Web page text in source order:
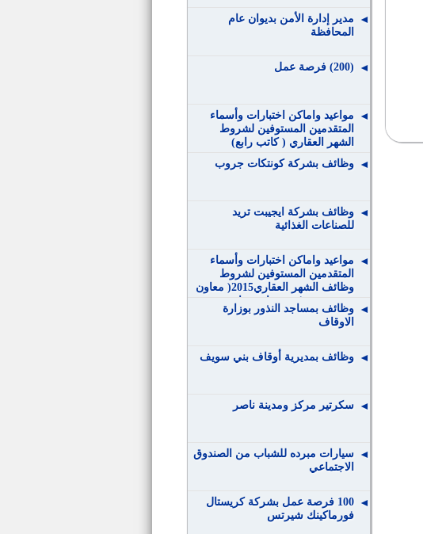
مدير إدارة الأمن بديوان عام
المحافظة
(200) فرصة عمل
مواعيد‬ واماكن اختبارات وأسماء
المتقدمين المستوفين لشروط
الشهر العقاري ( كاتب رابع)
وظائف بشركة كونتكات جروب
وظائف بشركة ايجيبت تريد
للصناعات الغذائية
‏مواعيد‬ واماكن اختبارات وأسماء
المتقدمين المستوفين لشروط
وظائف الشهر العقاري2015( معاون
خدمة – حرفي مساعد سائق –
حرفي مساعد تجليد )
وظائف بمساجد النذور بوزارة
الاوقاف
وظائف بمديرية أوقاف بني سويف
سكرتير مركز ومدينة ناصر
سيارات مبرده للشباب من الصندوق
الاجتماعي
100 فرصة عمل بشركة كريستال
فورماكينك شيرتس